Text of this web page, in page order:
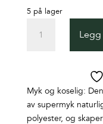
5 på lager
SUPERMAT
ADVENTURES
antall
Myk og koselig:
av supermyk
polyester, og